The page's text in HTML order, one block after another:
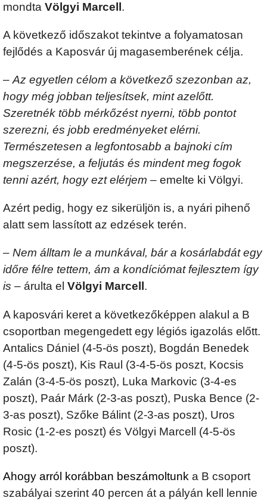
mondta Völgyi Marcell.
A következő időszakot tekintve a folyamatosan
fejlődés a Kaposvár új magasemberének célja.
– Az egyetlen célom a következő szezonban az,
hogy még jobban teljesítsek, mint azelőtt.
Szeretnék több mérkőzést nyerni, több pontot
szerezni, és jobb eredményeket elérni.
Természetesen a legfontosabb a bajnoki cím
megszerzése, a feljutás és mindent meg fogok
tenni azért, hogy ezt elérjem – emelte ki Völgyi.
Azért pedig, hogy ez sikerüljön is, a nyári pihenő
alatt sem lassított az edzések terén.
– Nem álltam le a munkával, bár a kosárlabdát egy
időre félre tettem, ám a kondíciómat fejlesztem így
is – árulta el Völgyi Marcell .
A kaposvári keret a következőképpen alakul a B
csoportban megengedett egy légiós igazolás előtt.
Antalics Dániel (4-5-ös poszt), Bogdán Benedek
(4-5-ös poszt), Kis Raul (3-4-5-ös poszt, Kocsis
Zalán (3-4-5-ös poszt), Luka Markovic (3-4-es
poszt), Paár Márk (2-3-as poszt), Puska Bence (2-
3-as poszt), Szőke Bálint (2-3-as poszt), Uros
Rosic (1-2-es poszt) és Völgyi Marcell (4-5-ös
poszt).
Ahogy arról korábban beszámoltunk a B csoport
szabályai szerint 40 percen át a pályán kell lennie